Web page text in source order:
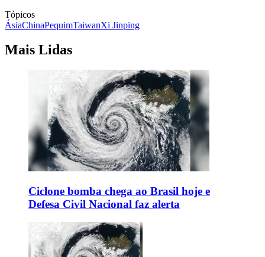
Tópicos
ÁsiaChinaPequimTaiwanXi Jinping
Mais Lidas
Ciclone bomba chega ao Brasil hoje e
Defesa Civil Nacional faz alerta